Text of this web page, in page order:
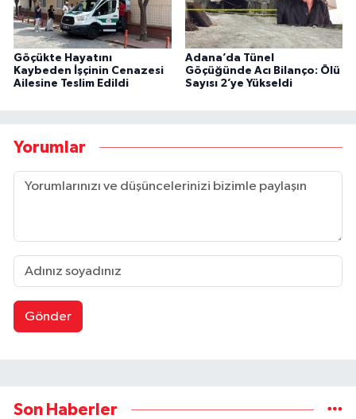
Göçükte Hayatını
Kaybeden İşçinin Cenazesi
Ailesine Teslim Edildi
Adana’da Tünel
Göçüğünde Acı Bilanço: Ölü
Sayısı 2’ye Yükseldi
Yorumlar
Gönder
Son Haberler